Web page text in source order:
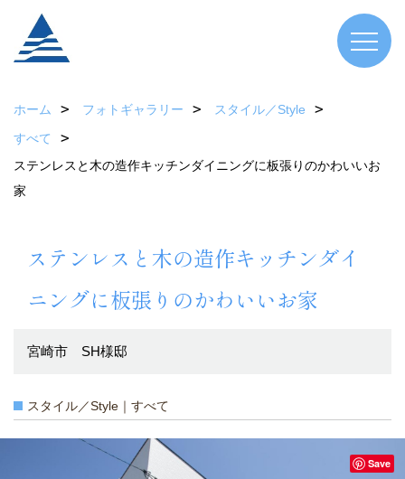
ホーム フォトギャラリー
スタイル／Style
すべて
ステンレスと木の造作キッチンダイニングに板張りのかわいいお
家
ステンレスと木の造作キッチンダイ
ニングに板張りのかわいいお家
宮崎市 SH様邸
スタイル／Style｜すべて
Save